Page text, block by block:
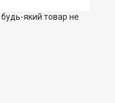
будь-який товар не